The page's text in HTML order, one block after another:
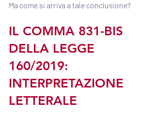
Ma come si arriva a tale conclusione?
IL COMMA 831-BIS
DELLA LEGGE
160/2019:
INTERPRETAZIONE
LETTERALE